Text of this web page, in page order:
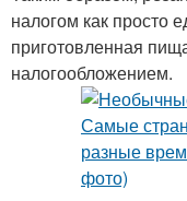
налогом как просто
приготовленная
налогообложением.